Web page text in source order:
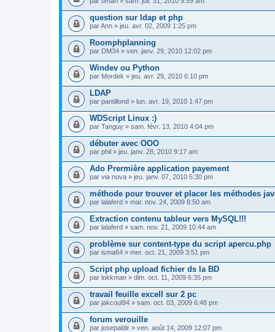
question sur ldap et php
parAnn » jeu. avr. 02, 2009 1:25 pm
Roomphplanning
par DM34 » ven. janv. 29, 2010 12:02 pm
Windev ou Python
par Mordek » jeu. avr. 29, 2010 6:10 pm
LDAP
par pantillond » lun. avr. 19, 2010 1:47 pm
WDScript Linux :)
par Tanguy » sam. févr. 13, 2010 4:04 pm
débuter avec OOO
par phil » jeu. janv. 28, 2010 9:17 am
Ado Prermière application payement
par via nova » jeu. janv. 07, 2010 5:30 pm
méthode pour trouver et placer les méthodes
par lalaferd » mar. nov. 24, 2009 8:50 am
Extraction contenu tableur vers MySQL!!!
par lalaferd » sam. nov. 21, 2009 10:44 am
problème sur content-type du script apercu.php
par isma64 » mer. oct. 21, 2009 3:51 pm
Script php upload fichier ds la BD
par lokkman » dim. oct. 11, 2009 6:35 pm
travail feuille excell sur 2 pc
par jakcoul94 » sam. oct. 03, 2009 6:48 pm
forum verouille
par josepaldir » ven. août 14, 2009 12:07 pm